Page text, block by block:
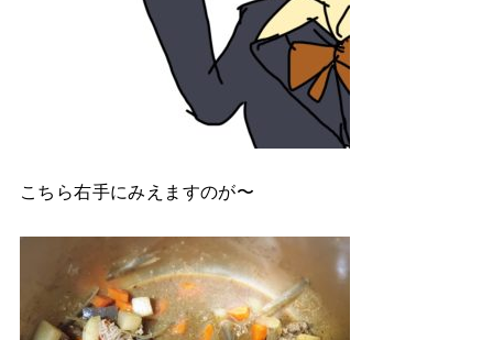
こちら右手にみえますのが〜